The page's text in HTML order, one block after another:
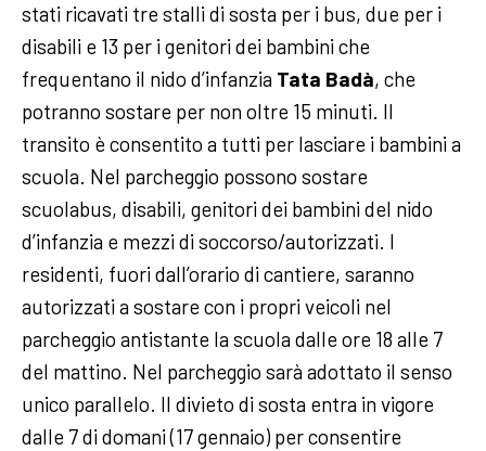
stati ricavati tre stalli di sosta per i bus, due per i
disabili e 13 per i genitori dei bambini che
frequentano il nido d’infanzia Tata Badà, che
potranno sostare per non oltre 15 minuti. Il
transito è consentito a tutti per lasciare i bambini a
scuola. Nel parcheggio possono sostare
scuolabus, disabili, genitori dei bambini del nido
d’infanzia e mezzi di soccorso/autorizzati. I
residenti, fuori dall’orario di cantiere, saranno
autorizzati a sostare con i propri veicoli nel
parcheggio antistante la scuola dalle ore 18 alle 7
del mattino. Nel parcheggio sarà adottato il senso
unico parallelo. Il divieto di sosta entra in vigore
dalle 7 di domani (17 gennaio) per consentire